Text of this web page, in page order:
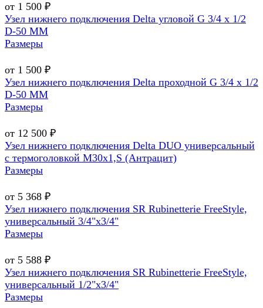
от 1 500 ₽
Узел нижнего подключения Delta угловой G 3/4 х 1/2
D-50 MM
Размеры
от 1 500 ₽
Узел нижнего подключения Delta проходной G 3/4 х 1/2
D-50 MM
Размеры
от 12 500 ₽
Узел нижнего подключения Delta DUO универсальный
с термоголовкой М30х1,Ѕ (Антрацит)
Размеры
от 5 368 ₽
Узел нижнего подключения SR Rubinetterie FreeStyle,
универсальный 3/4"х3/4"
Размеры
от 5 588 ₽
Узел нижнего подключения SR Rubinetterie FreeStyle,
универсальный 1/2"х3/4"
Размеры